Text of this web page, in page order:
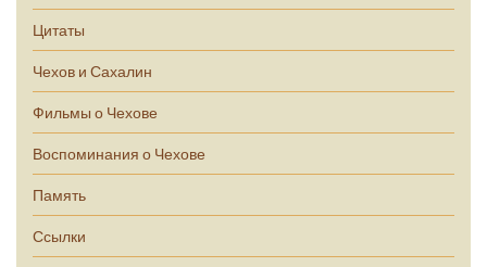
Цитаты
Чехов и Сахалин
Фильмы о Чехове
Воспоминания о Чехове
Память
Ссылки